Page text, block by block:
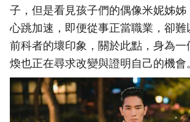
子，但是看見孩子們的偶像米妮姊
心跳加速，即便從事正當職業，卻
前科者的壞印象，關於此點，身為一
煥也正在尋求改變與證明自己的機會